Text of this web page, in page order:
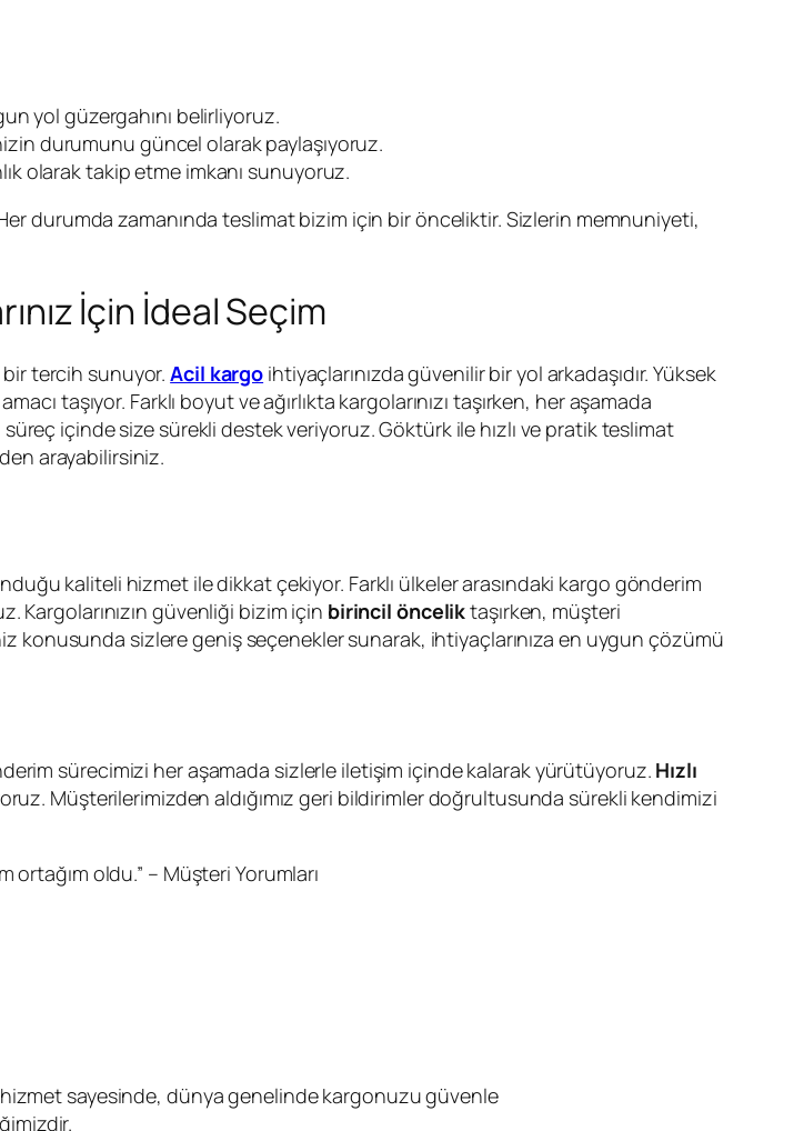
yol güzergahını belirliyoruz.
durumunu güncel olarak paylaşıyoruz.
olarak takip etme imkanı sunuyoruz.
durumda zamanında teslimat bizim için bir önceliktir. Sizlerin memnuniyeti,
İçin İdeal Seçim
bir tercih sunuyor.Acil kargo ihtiyaçlarınızda güvenilir bir yol arkadaşıdır. Yüksek
taşıyor. Farklı boyut ve ağırlıkta kargolarınızı taşırken, her aşamada
içinde size sürekli destek veriyoruz. Göktürk ile hızlı ve pratik teslimat
arayabilirsiniz.
kaliteli hizmet ile dikkat çekiyor. Farklı ülkeler arasındaki kargo gönderim
Kargolarınızın güvenliği bizim için birincil önceliktaşırken, müşteri
sizlere geniş seçenekler sunarak, ihtiyaçlarınıza en uygun çözümü
sürecimizi her aşamada sizlerle iletişim içinde kalarak yürütüyoruz. Hızlı
Müşterilerimizden aldığımız geri bildirimler doğrultusunda sürekli kendimizi
oldu.” – Müşteri Yorumları
hizmet sayesinde, dünya genelinde kargonuzu güvenle